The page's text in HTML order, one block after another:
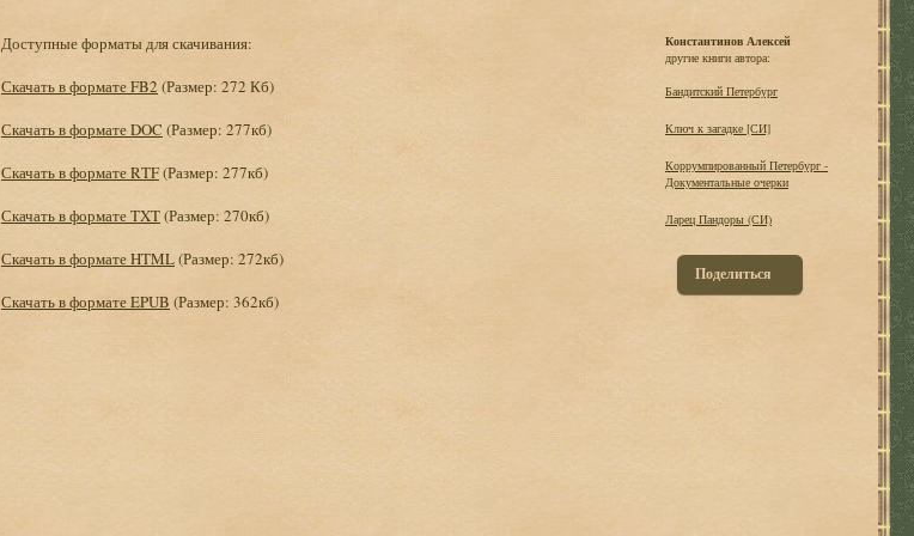
Доступные форматы для скачивания:
Скачать в формате FB2 (Размер: 272 Кб)
Скачать в формате DOC (Размер: 277кб)
Скачать в формате RTF(Размер: 277кб)
Скачать в формате TXT(Размер: 270кб)
Скачать в формате HTML(Размер: 272кб)
Скачать в формате EPUB (Размер: 362кб)
Константинов Алексей
другие книги автора:
Бандитский Петербург
Ключ к загадке [СИ]
Коррумпированный Петербург -
Документальные очерки
Ларец Пандоры (СИ)
Поделиться